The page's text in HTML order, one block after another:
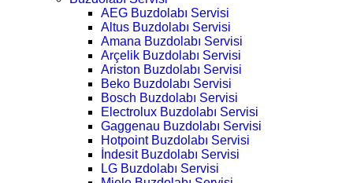
AEG Buzdolabı Servisi
Altus Buzdolabı Servisi
Amana Buzdolabı Servisi
Arçelik Buzdolabı Servisi
Ariston Buzdolabı Servisi
Beko Buzdolabı Servisi
Bosch Buzdolabı Servisi
Electrolux Buzdolabı Servisi
Gaggenau Buzdolabı Servisi
Hotpoint Buzdolabı Servisi
İndesit Buzdolabı Servisi
LG Buzdolabı Servisi